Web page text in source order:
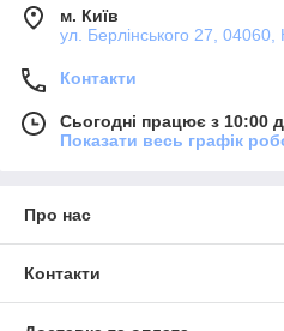
м. Київ
ул. Берлінського 27, 04060,
Контакти
Сьогодні працює з 10:00
Показати весь графік
Про нас
Контакти